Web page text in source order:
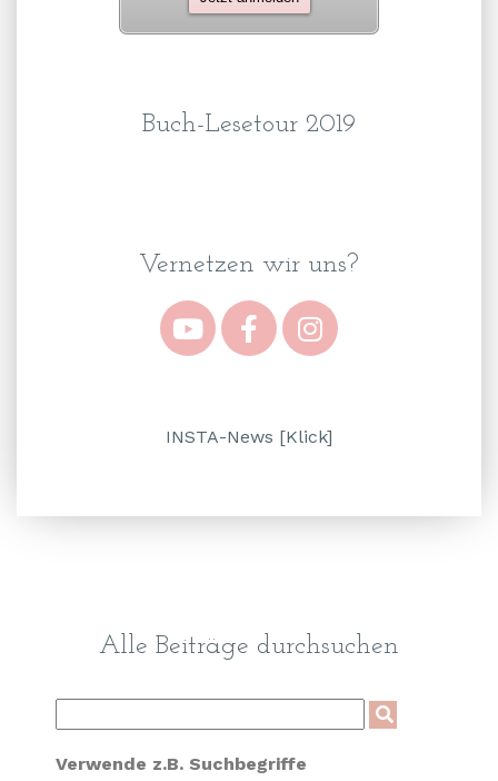
Buch-Lesetour 2019
Vernetzen wir uns?
INSTA-News [Klick]
Alle Beiträge durchsuchen
Verwende z.B. Suchbegriffe